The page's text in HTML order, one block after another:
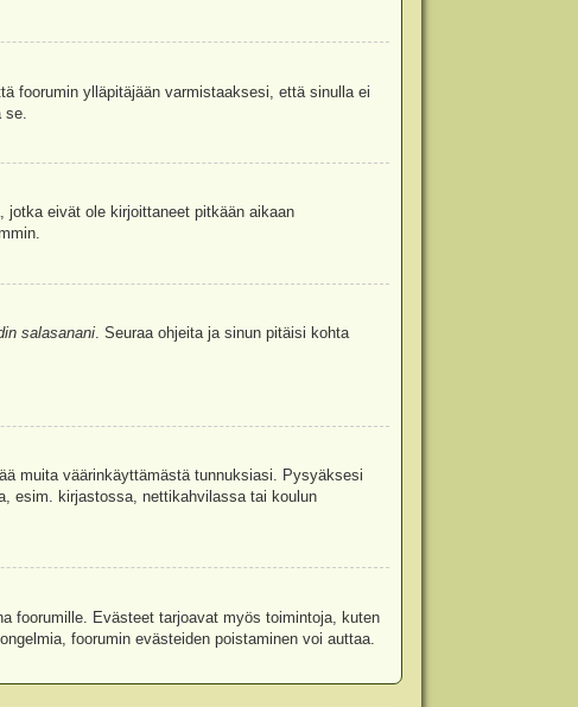
foorumin ylläpitäjään varmistaaksesi, että sinulla ei
eivät ole kirjoittaneet pitkään aikaan
salasanani. Seuraa ohjeita ja sinun pitäisi kohta
muita väärinkäyttämästä tunnuksiasi. Pysyäksesi
esim. kirjastossa, nettikahvilassa tai koulun
foorumille. Evästeet tarjoavat myös toimintoja, kuten
foorumin evästeiden poistaminen voi auttaa.